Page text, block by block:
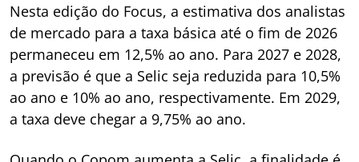
Nesta edição do Focus, a estimativa dos analistas
de mercado para a taxa básica até o fim de 2026
permaneceu em 12,5% ao ano. Para 2027 e 2028,
a previsão é que a Selic seja reduzida para 10,5%
ao ano e 10% ao ano, respectivamente. Em 2029,
a taxa deve chegar a 9,75% ao ano.